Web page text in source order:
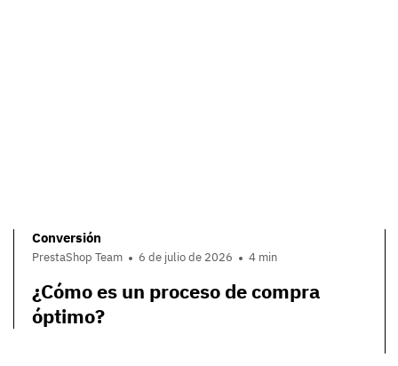
Conversión
PrestaShop Team 6 de julio de 2026 4 min
¿Cómo es un proceso de compra
óptimo?